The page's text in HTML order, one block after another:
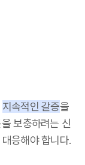
지속적인 갈증을
보충하려는 신
응해야 합니다.